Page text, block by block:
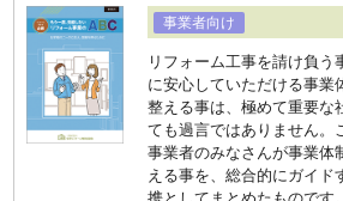
事業者向け
リフォーム工事を請け負う
に安心していただける事業
整える事は、極めて重要な
ても過言ではありません。
事業者のみなさんが事業体
える事を、総合的にガイド